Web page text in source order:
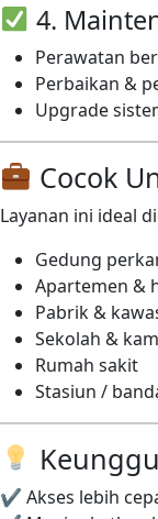
4.
Perawatan
Perbaikan &
Upgrade
Cocok
Layanan ini ideal
Gedung
Apartemen &
Pabrik &
Sekolah &
Rumah sakit
Stasiun /
✔ Akses lebih